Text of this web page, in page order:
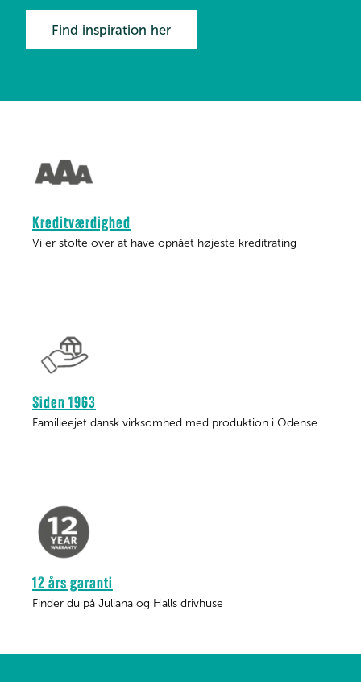
Find inspiration her
Kreditværdighed
Vi er stolte over at have opnået højeste kreditrating
Siden 1963
Familieejet dansk virksomhed med produktion i Odense
12 års garanti
Finder du på Juliana og Halls drivhuse